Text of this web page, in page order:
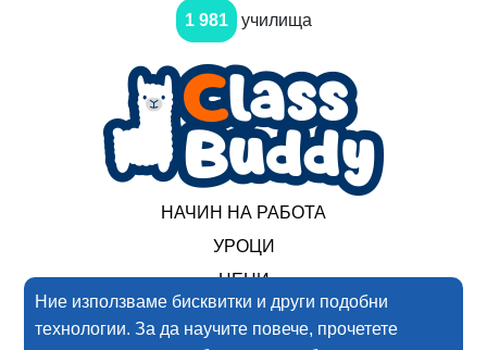
Ние използваме бисквитки и други подобни
технологии. За да научите повече, прочетете
1 981 училища
НАЧИН НА РАБОТА
УРОЦИ
ЦЕНИ